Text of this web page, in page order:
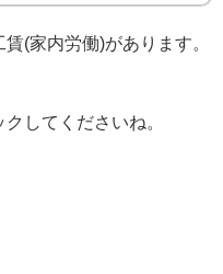
(家内労働)があります。
してくださいね。